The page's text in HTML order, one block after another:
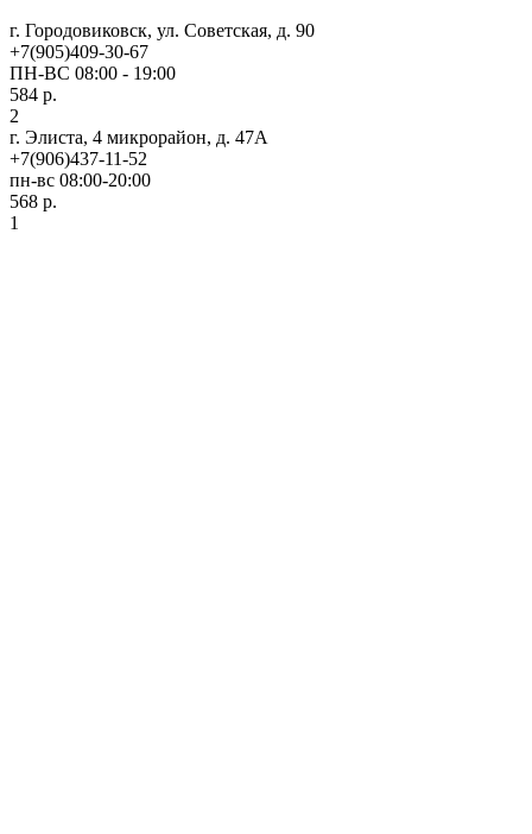
г. Городовиковск, ул. Советская, д. 90
+7(905)409-30-67
ПН-ВС 08:00 - 19:00
584 р.
2
г. Элиста, 4 микрорайон, д. 47А
+7(906)437-11-52
пн-вс 08:00-20:00
568 р.
1